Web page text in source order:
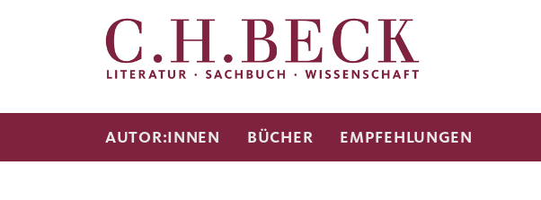
AUTOR:INNEN BÜCHER EMPFEHLUNGEN